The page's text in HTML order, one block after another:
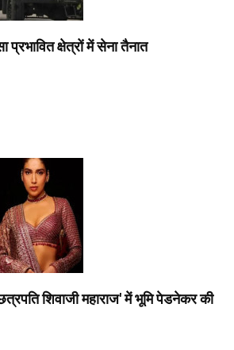
क्षेत्रों में सेना तैनात
शिवाजी महाराज' में भूमि पेडनेकर की